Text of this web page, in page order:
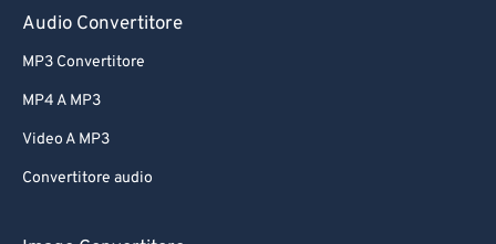
Audio Convertitore
MP3 Convertitore
MP4 A MP3
Video A MP3
Convertitore audio